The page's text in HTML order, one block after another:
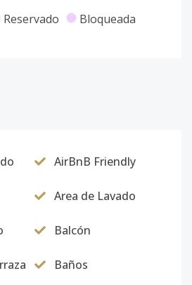
Reservado Bloqueada
AirBnB Friendly
Area de Lavado
Balcón
Baños